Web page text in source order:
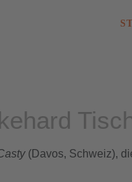
(Davos, Schweiz),